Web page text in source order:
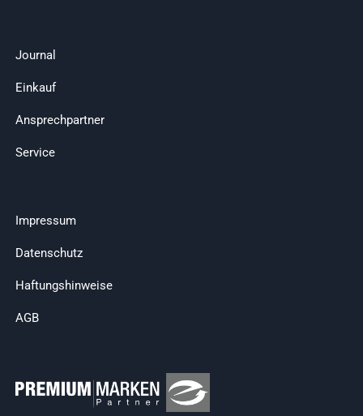
Journal
Einkauf
Ansprechpartner
Service
Impressum
Datenschutz
Haftungshinweise
AGB